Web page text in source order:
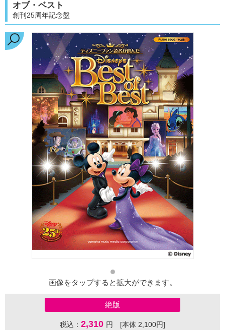
オブ・ベスト
創刊25周年記念盤
画像をタップすると拡大ができます。
絶版
税込： 2,310 円 [本体 2,100円]